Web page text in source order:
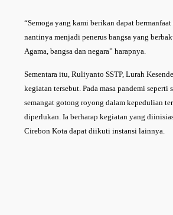
“Semoga yang kami berikan dapat
nantinya menjadi penerus bangsa yang
Agama, bangsa dan negara” harapnya.
Sementara itu, Ruliyanto SSTP, Lurah
kegiatan tersebut. Pada masa pandemi seperti
semangat gotong royong dalam kepedulian
diperlukan. Ia berharap kegiatan yang
Cirebon Kota dapat diikuti instansi lainnya.